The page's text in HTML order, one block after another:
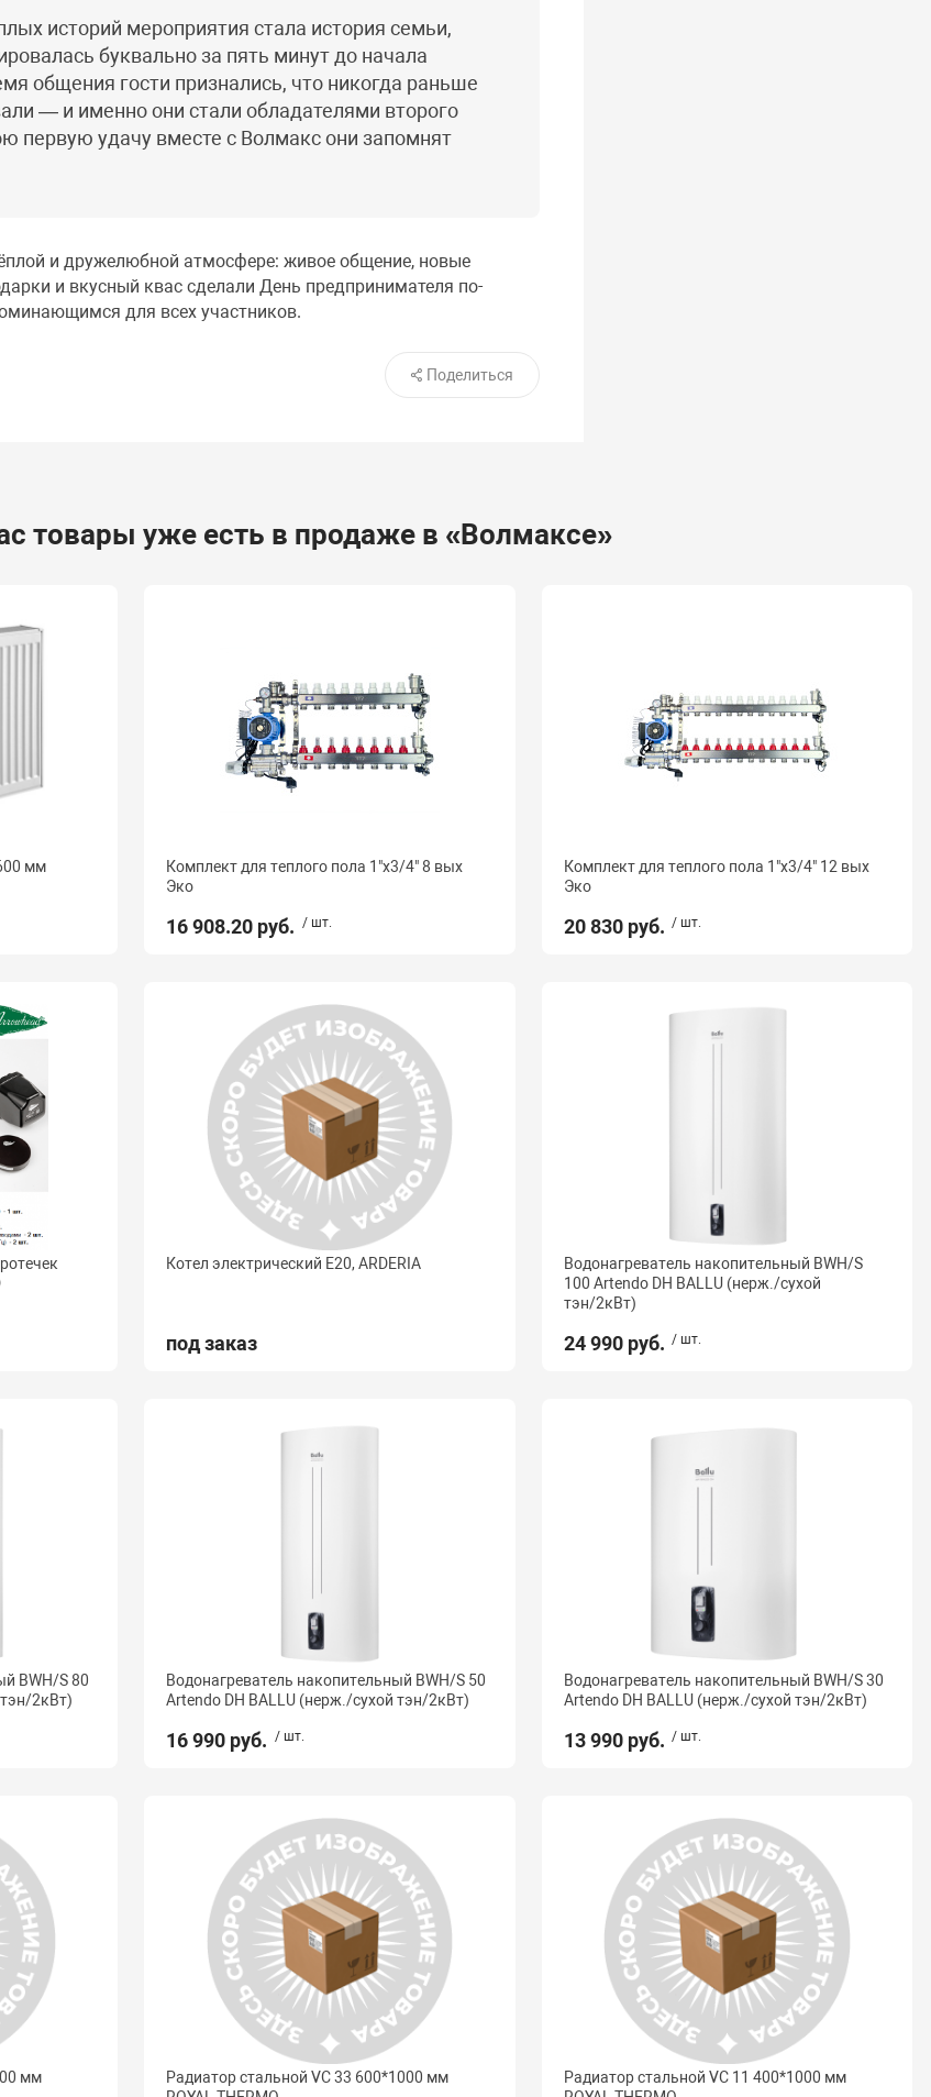
историй мероприятия стала история семьи,
буквально за пять минут до начала
общения гости признались, что никогда раньше
— и именно они стали обладателями второго
первую удачу вместе с Волмакс они запомнят
и дружелюбной атмосфере: живое общение, новые
и вкусный квас сделали День предпринимателя по-
для всех участников.
Поделиться
товары уже есть в продаже в «Волмаксе»
мм
Комплект для теплого пола 1"х3/4" 8 вых
Эко
16 908.20 руб. / шт.
Комплект для теплого пола 1"х3/4" 12 вых
Эко
20 830 руб. / шт.
Котел электрический E20, ARDERIA
под заказ
Водонагреватель накопительный BWH/S
100 Artendo DH BALLU (нерж./сухой
тэн/2кВт)
24 990 руб. / шт.
BWH/S 80
2кВт)
Водонагреватель накопительный BWH/S 50
Artendo DH BALLU (нерж./сухой тэн/2кВт)
16 990 руб. / шт.
Водонагреватель накопительный BWH/S 30
Artendo DH BALLU (нерж./сухой тэн/2кВт)
13 990 руб. / шт.
мм
Радиатор стальной VC 33 600*1000 мм
Радиатор стальной VC 11 400*1000 мм